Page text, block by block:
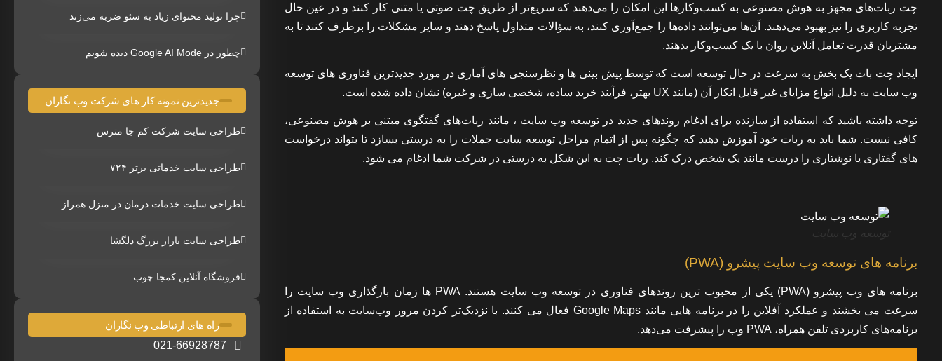
چت ربات‌های مجهز به هوش مصنوعی به کسب‌وکارها این امکان را می‌دهند که سریع‌تر از طریق چت صوتی یا متنی کار کنند و در عین حال
تجربه کاربری را نیز بهبود می‌دهند. آن‌ها می‌توانند داده‌ها را جمع‌آوری کنند، به سؤالات متداول پاسخ دهند و سایر مشکلات را برطرف کنند تا به
مشتریان قدرت تعامل آنلاین روان با یک کسب‌وکار بدهند.
ایجاد چت بات یک بخش به سرعت در حال توسعه است که توسط پیش بینی ها و نظرسنجی های آماری در مورد جدیدترین فناوری های توسعه
وب سایت به دلیل انواع مزایای غیر قابل انکار آن (مانند UX بهتر، فرآیند خرید ساده، شخصی سازی و غیره) نشان داده شده است.
توجه داشته باشید که استفاده از سازنده برای ادغام روندهای جدید در توسعه وب سایت ، مانند ربات‌های گفتگوی مبتنی بر هوش مصنوعی،
کافی نیست. شما باید به ربات خود آموزش دهید که چگونه پس از اتمام مراحل توسعه سایت جملات را به درستی بسازد تا بتواند درخواست
های گفتاری یا نوشتاری را درست مانند یک شخص درک کند. ربات چت به این شکل به درستی در شرکت شما ادغام می شود.
توسعه وب سایت
برنامه های توسعه وب سایت پیشرو (PWA)
برنامه های وب پیشرو (PWA) یکی از محبوب ترین روندهای فناوری در توسعه وب سایت هستند. PWA ها زمان بارگذاری وب سایت را
سرعت می بخشند و عملکرد آفلاین را در برنامه هایی مانند Google Maps فعال می کنند. با نزدیک‌تر کردن مرور وب‌سایت به استفاده از
برنامه‌های کاربردی تلفن همراه، PWA وب را پیشرفت می‌دهد.
چرا تولید محتوای زیاد به سئو ضربه می‌زند
چطور در Google AI Mode دیده شویم
جدیدترین نمونه کار های شرکت وب نگاران
طراحی سایت شرکت کم جا مترس
طراحی سایت خدماتی برتر ۷۲۴
طراحی سایت خدمات درمان در منزل همراز
طراحی سایت بازار بزرگ دلگشا
فروشگاه آنلاین کمجا چوب
راه های ارتباطی وب نگاران
021-66928787